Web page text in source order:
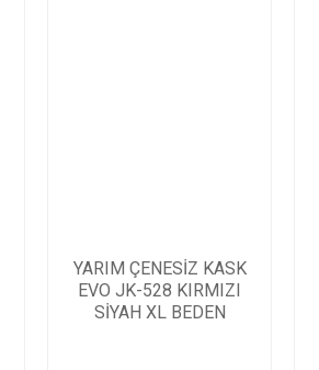
YARIM ÇENESİZ KASK
EVO JK-528 KIRMIZI
SİYAH XL BEDEN